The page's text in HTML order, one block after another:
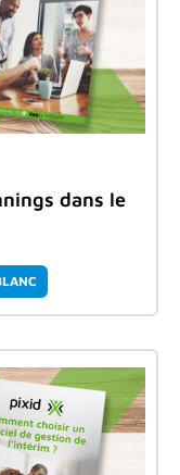
dans le